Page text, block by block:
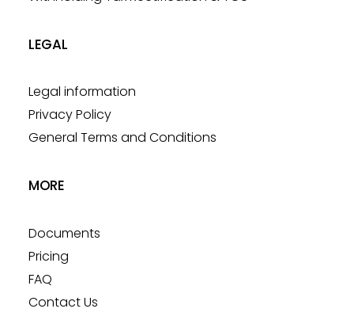
LEGAL
Legal information
Privacy Policy
General Terms and Conditions
MORE
Documents
Pricing
FAQ
Contact Us